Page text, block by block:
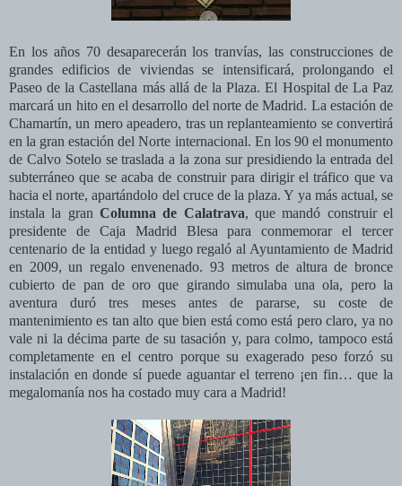
En los años 70 desaparecerán los tranvías, las construcciones de
grandes edificios de viviendas se intensificará, prolongando el
Paseo de la Castellana más allá de la Plaza. El Hospital de La Paz
marcará un hito en el desarrollo del norte de Madrid. La estación de
Chamartín, un mero apeadero, tras un replanteamiento se convertirá
en la gran estación del Norte internacional. En los 90 el monumento
de Calvo Sotelo se traslada a la zona sur presidiendo la entrada del
subterráneo que se acaba de construir para dirigir el tráfico que va
hacia el norte, apartándolo del cruce de la plaza. Y ya más actual, se
instala la gran Columna de Calatrava, que mandó construir el
presidente de Caja Madrid Blesa para conmemorar el tercer
centenario de la entidad y luego regaló al Ayuntamiento de Madrid
en 2009, un regalo envenenado. 93 metros de altura de bronce
cubierto de pan de oro que girando simulaba una ola, pero la
aventura duró tres meses antes de pararse, su coste de
mantenimiento es tan alto que bien está como está pero claro, ya no
vale ni la décima parte de su tasación y, para colmo, tampoco está
completamente en el centro porque su exagerado peso forzó su
instalación en donde sí puede aguantar el terreno ¡en fin… que la
megalomanía nos ha costado muy cara a Madrid!